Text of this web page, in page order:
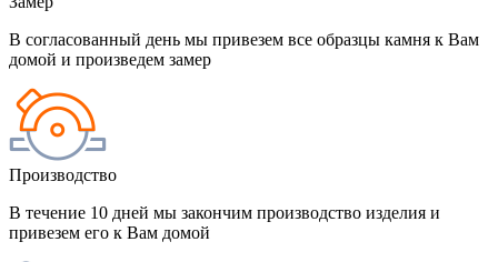
В согласованный день мы привезем все образцы камня к Вам
домой и произведем замер
Производство
В течение 10 дней мы закончим производство изделия и
привезем его к Вам домой